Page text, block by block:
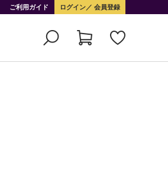
ご利用ガイド ログイン 会員登録